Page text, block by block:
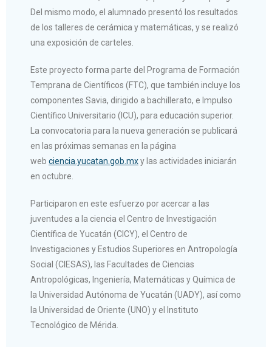
Del mismo modo, el alumnado presentó los resultados
de los talleres de cerámica y matemáticas, y se realizó
una exposición de carteles.
Este proyecto forma parte del Programa de Formación
Temprana de Científicos (FTC), que también incluye los
componentes Savia, dirigido a bachillerato, e Impulso
Científico Universitario (ICU), para educación superior.
La convocatoria para la nueva generación se publicará
en las próximas semanas en la página
web ciencia.yucatan.gob.mxy las actividades iniciarán
en octubre.
Participaron en este esfuerzo por acercar a las
juventudes a la ciencia el Centro de Investigación
Científica de Yucatán (CICY), el Centro de
Investigaciones y Estudios Superiores en Antropología
Social (CIESAS), las Facultades de Ciencias
Antropológicas, Ingeniería, Matemáticas y Química de
la Universidad Autónoma de Yucatán (UADY), así como
la Universidad de Oriente (UNO) y el Instituto
Tecnológico de Mérida.